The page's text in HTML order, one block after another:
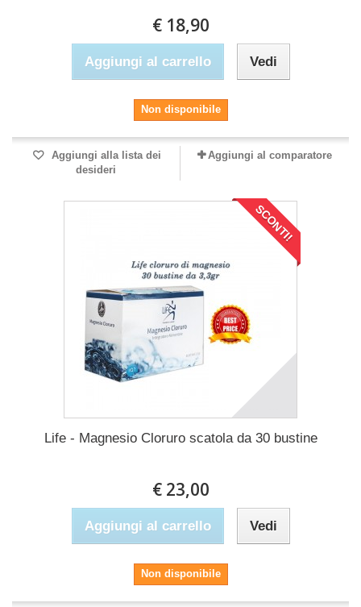
€ 18,90
Aggiungi al carrello Vedi
Non disponibile
Aggiungi alla lista dei
desideri
Aggiungi al comparatore
SCONTI!
Life - Magnesio Cloruro scatola da 30 bustine
€ 23,00
Aggiungi al carrello Vedi
Non disponibile